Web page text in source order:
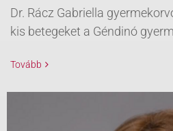
Dr. Rácz Gabriella
kis betegeket a Géndinó
Tovább